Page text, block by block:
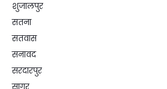
शुजालपुर
सतना
सतवास
सनावद
सरदारपुर